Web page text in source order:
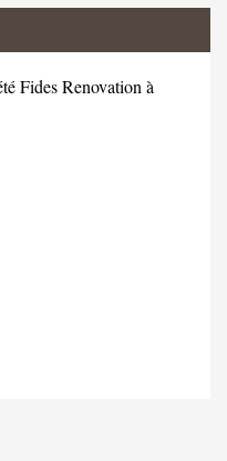
Fides Renovation à